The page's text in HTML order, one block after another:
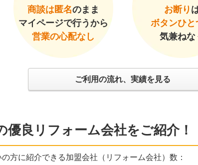
商談は匿名のまま
マイページで行うから
営業の心配なし
お断り
ボタンひと
気兼ねな
ご利用の流れ、実績を見る
優良リフォーム会社をご紹介！
方に紹介できる加盟会社（リフォーム会社）数：